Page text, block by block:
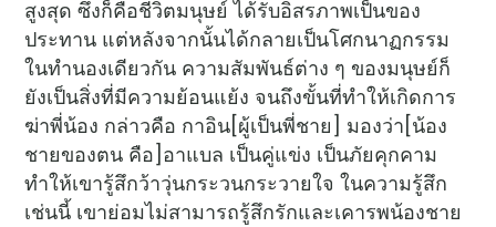
สูงสุด ซึ่งก็คือชีวิตมนุษย์ ได้รับอิสรภาพเป็นของ
ประทาน แต่หลังจากนั้นได้กลายเป็นโศกนาฏกรรม
ในทำนองเดียวกัน ความสัมพันธ์ต่าง ๆ ของมนุษย์ก็
ยังเป็นสิ่งที่มีความย้อนแย้ง จนถึงขั้นที่ทำให้เกิดการ
ฆ่าพี่น้อง กล่าวคือ กาอิน[ผู้เป็นพี่ชาย] มองว่า[น้อง
ชายของตน คือ]อาแบล เป็นคู่แข่ง เป็นภัยคุกคาม
ทำให้เขารู้สึกว้าวุ่นกระวนกระวายใจ ในความรู้สึก
เช่นนี้ เขาย่อมไม่สามารถรู้สึกรักและเคารพน้องชาย